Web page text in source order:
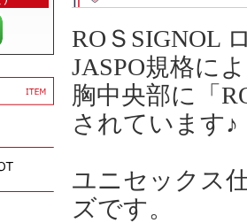
ROＳSIGNOL
JASPO規格に
胸中央部に「
されています♪
ユニセックス
ズです。